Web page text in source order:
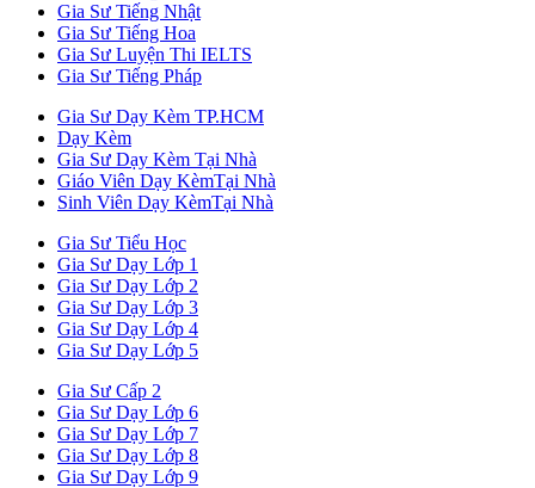
Gia Sư Tiếng Nhật
Gia Sư Tiếng Hoa
Gia Sư Luyện Thi IELTS
Gia Sư Tiếng Pháp
Gia Sư Dạy Kèm TP.HCM
Dạy Kèm
Gia Sư Dạy Kèm Tại Nhà
Giáo Viên Dạy KèmTại Nhà
Sinh Viên Dạy KèmTại Nhà
Gia Sư Tiểu Học
Gia Sư Dạy Lớp 1
Gia Sư Dạy Lớp 2
Gia Sư Dạy Lớp 3
Gia Sư Dạy Lớp 4
Gia Sư Dạy Lớp 5
Gia Sư Cấp 2
Gia Sư Dạy Lớp 6
Gia Sư Dạy Lớp 7
Gia Sư Dạy Lớp 8
Gia Sư Dạy Lớp 9